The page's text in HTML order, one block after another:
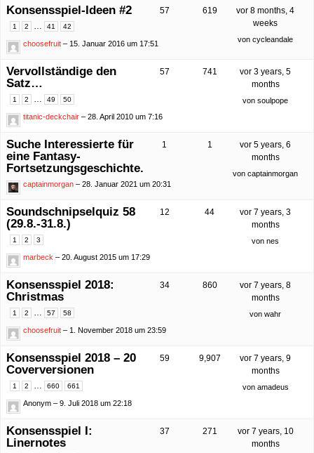
Konsensspiel-Ideen #2
1 2 … 41 42
choosefruit – 15. Januar 2016 um 17:51
57 619
vor 8 months, 4
weeks
voncycleandale
Vervollständige den
Satz…
1 2 … 49 50
titanic-deckchair – 28. April 2010 um 7:16
57 741
vor 3 years, 5
months
vonsoulpope
Suche Interessierte für
eine Fantasy-
Fortsetzungsgeschichte.
captainmorgan – 28. Januar 2021 um 20:31
1 1
vor 5 years, 6
months
voncaptainmorgan
Soundschnipselquiz 58
(29.8.-31.8.)
1 2 3
marbeck – 20. August 2015 um 17:29
12 44
vor 7 years, 3
months
vonnes
Konsensspiel 2018:
Christmas
1 2 … 57 58
choosefruit – 1. November 2018 um 23:59
34 860
vor 7 years, 8
months
vonwahr
Konsensspiel 2018 – 20
Coverversionen
1 2 … 660 661
Anonym – 9. Juli 2018 um 22:18
59 9,907
vor 7 years, 9
months
von amadeus
Konsensspiel I:
Linernotes
37 271
vor 7 years, 10
months